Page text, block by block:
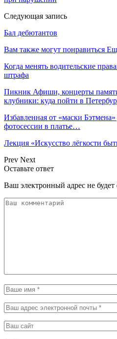
Следующая запись
Бал дебютантов
Вам также могут понравиться
Когда менять водительские
штрафа
Пикник Афиши, концерты
клубники: куда пойти в
Избавленная от «маски Бэтмена»
фотосессии в платье…
Лекция «Искусство лёгкости
Prev Next
Оставьте ответ
Ваш электронный адрес не будет